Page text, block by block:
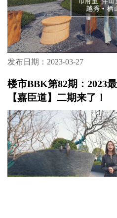
发布日期：2023-03-27
楼市BBK第82期：2023
【嘉臣道】二期来了！